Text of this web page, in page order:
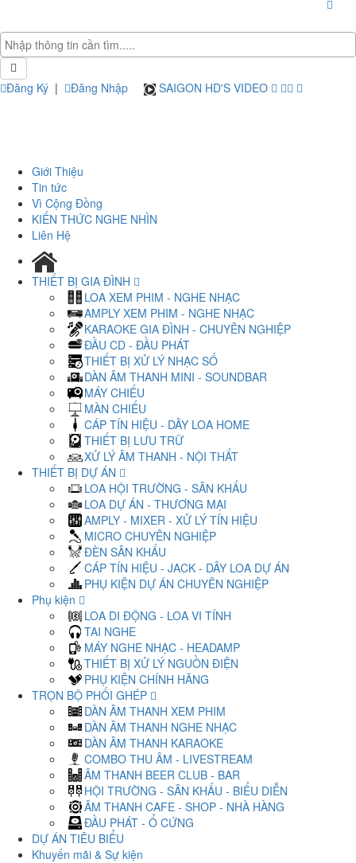
Đăng Ký | Đăng Nhập SAIGON HD'S VIDEO
Giới Thiệu
Tin tức
Vì Cộng Đồng
KIẾN THỨC NGHE NHÌN
Liên Hệ
THIẾT BỊ GIA ĐÌNH
LOA XEM PHIM - NGHE NHẠC
AMPLY XEM PHIM - NGHE NHẠC
KARAOKE GIA ĐÌNH - CHUYÊN NGHIỆP
ĐẦU CD - ĐẦU PHÁT
THIẾT BỊ XỬ LÝ NHẠC SỐ
DÀN ÂM THANH MINI - SOUNDBAR
MÁY CHIẾU
MÀN CHIẾU
CÁP TÍN HIỆU - DÂY LOA HOME
THIẾT BỊ LƯU TRỮ
XỬ LÝ ÂM THANH - NỘI THẤT
THIẾT BỊ DỰ ÁN
LOA HỘI TRƯỜNG - SÂN KHẤU
LOA DỰ ÁN - THƯƠNG MẠI
AMPLY - MIXER - XỬ LÝ TÍN HIỆU
MICRO CHUYÊN NGHIỆP
ĐÈN SÂN KHẤU
CÁP TÍN HIỆU - JACK - DÂY LOA DỰ ÁN
PHỤ KIỆN DỰ ÁN CHUYÊN NGHIỆP
Phụ kiện
LOA DI ĐỘNG - LOA VI TÍNH
TAI NGHE
MÁY NGHE NHẠC - HEADAMP
THIẾT BỊ XỬ LÝ NGUỒN ĐIỆN
PHỤ KIỆN CHÍNH HÃNG
TRỌN BỘ PHỐI GHÉP
DÀN ÂM THANH XEM PHIM
DÀN ÂM THANH NGHE NHẠC
DÀN ÂM THANH KARAOKE
COMBO THU ÂM - LIVESTREAM
ÂM THANH BEER CLUB - BAR
HỘI TRƯỜNG - SÂN KHẤU - BIỂU DIỄN
ÂM THANH CAFE - SHOP - NHÀ HÀNG
ĐẦU PHÁT - Ổ CỨNG
DỰ ÁN TIÊU BIỂU
Khuyến mãi & Sự kiện